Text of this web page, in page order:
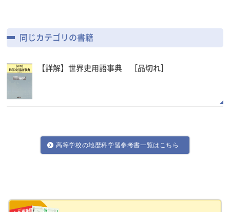
同じカテゴリの書籍
【詳解】世界史用語事典 ［品切れ］
高等学校の地歴科学習参考書一覧はこちら